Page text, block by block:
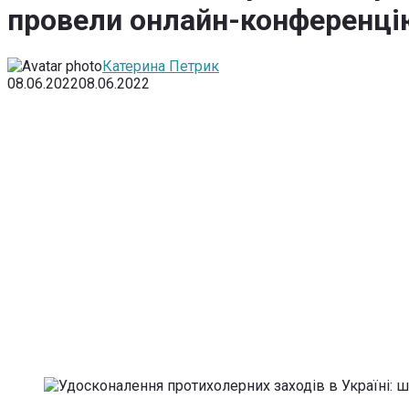
провели онлайн-
Катерина Петрик
08.06.202208.06.2022